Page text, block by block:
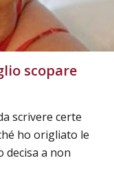
scopare
scrivere certe
ho origliato le
decisa a non